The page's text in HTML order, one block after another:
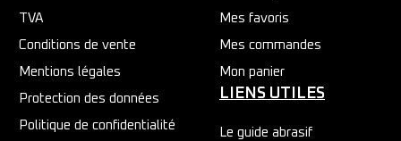
TVA
Conditions de vente
Mentions légales
Protection des données
Politique de confidentialité
Mes favoris
Mes commandes
Mon panier
LIENS UTILES
Le guide abrasif